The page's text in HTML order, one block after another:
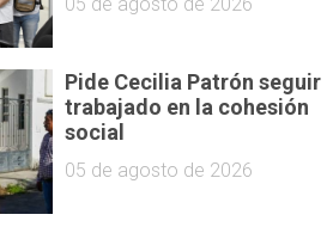
Pide Cecilia Patrón seguir
trabajado en la cohesión
social
05 de agosto de 2026